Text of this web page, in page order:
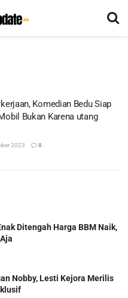
Komedian Bedu Siap
Bukan Karena utang
2023 8
Ditengah Harga BBM Naik,
Nobby, Lesti Kejora Merilis